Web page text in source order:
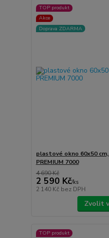
TOP produkt
Akce
Doprava ZDARMA
plastové okno 60x50
PREMIUM 7000
4 690 Kč
2 590 Kč/ks
2 140 Kč bez DPH
Zvolit
TOP produkt